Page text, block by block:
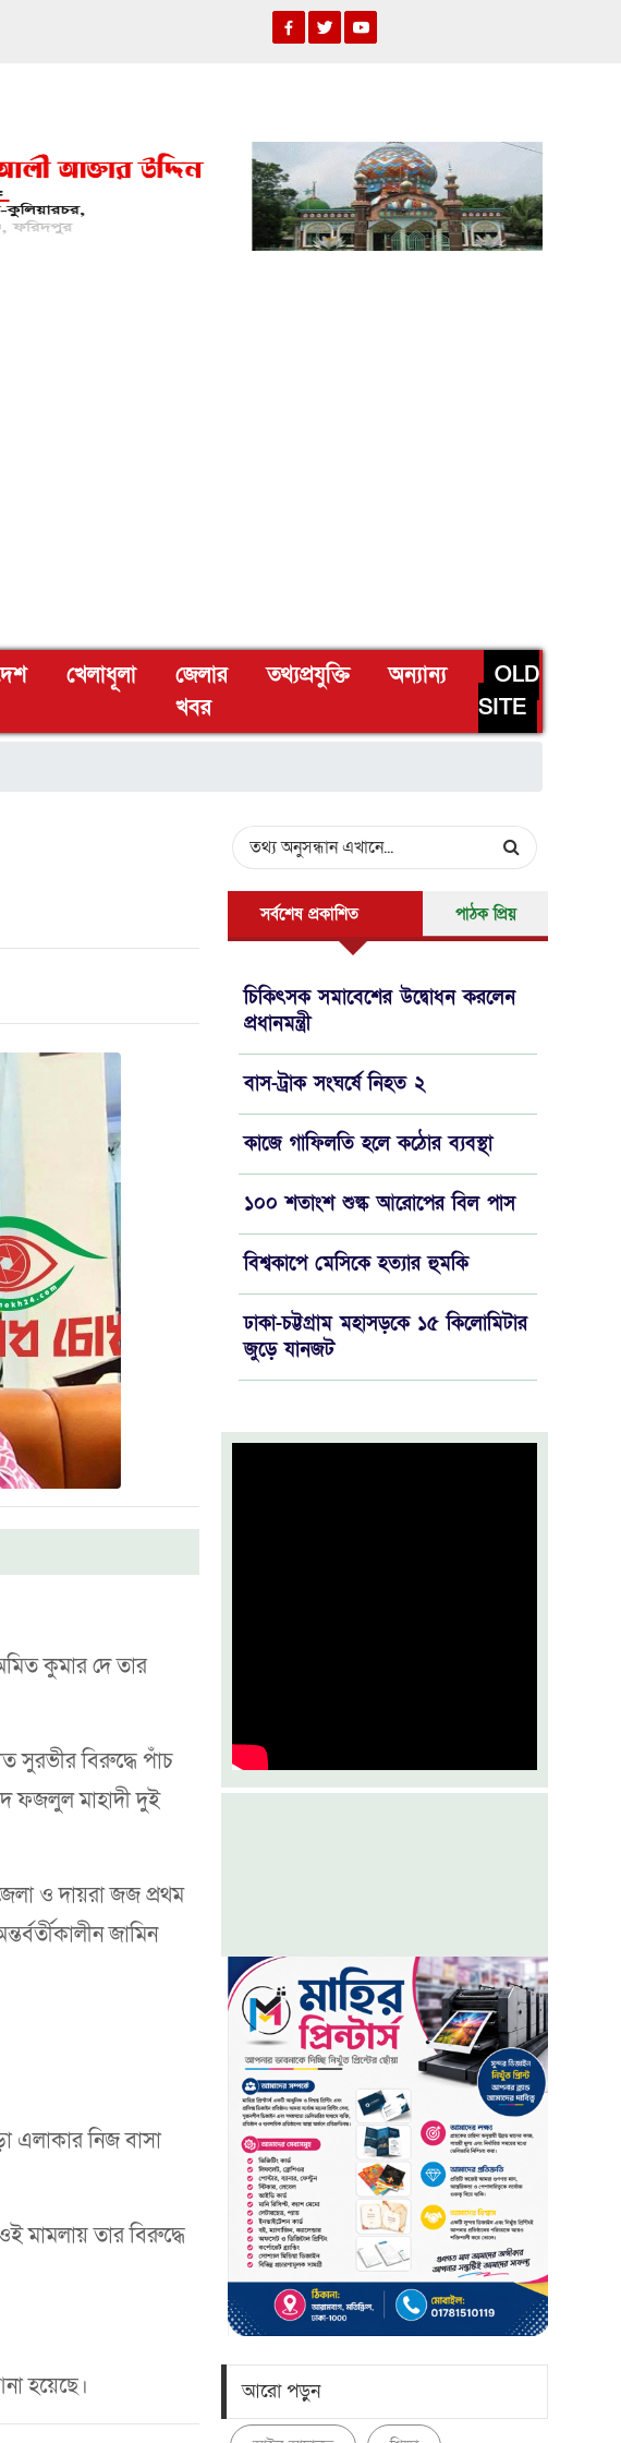
খেলাধূলা
জেলার
খবর
তথ্যপ্রযুক্তি অন্যান্য
OLD
SITE
কুমার দে তার
সুরভীর বিরুদ্ধে পাঁচ
ফজলুল মাহাদী দুই
ও দায়রা জজ প্রথম
জামিন
এলাকার নিজ বাসা
মামলায় তার বিরুদ্ধে
হয়েছে।
সর্বশেষ প্রকাশিত পাঠক প্রিয়
চিকিৎসক সমাবেশের উদ্বোধন করলেন
প্রধানমন্ত্রী
বাস-ট্রাক সংঘর্ষে নিহত ২
কাজে গাফিলতি হলে কঠোর ব্যবস্থা
১০০ শতাংশ শুল্ক আরোপের বিল পাস
বিশ্বকাপে মেসিকে হত্যার হুমকি
ঢাকা-চট্টগ্রাম মহাসড়কে ১৫ কিলোমিটার
‍জুড়ে যানজট
আরো পড়ুন